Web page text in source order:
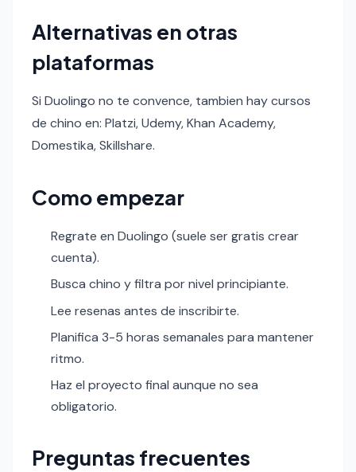
Alternativas en otras
plataformas
Si Duolingo no te convence, tambien hay cursos
de chino en: Platzi, Udemy, Khan Academy,
Domestika, Skillshare.
Como empezar
Regrate en Duolingo (suele ser gratis crear
cuenta).
Busca chino y filtra por nivel principiante.
Lee resenas antes de inscribirte.
Planifica 3-5 horas semanales para mantener
ritmo.
Haz el proyecto final aunque no sea
obligatorio.
Preguntas frecuentes